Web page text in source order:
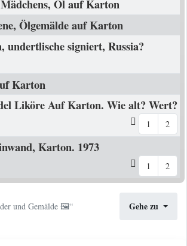
Öl auf Karton
Ölgemälde auf Karton
undertlische signiert, Russia?
Karton
Liköre Auf Karton. Wie alt? Wert?
1 2
Karton. 1973
1 2
und Gemälde 🖼️“ Gehe zu